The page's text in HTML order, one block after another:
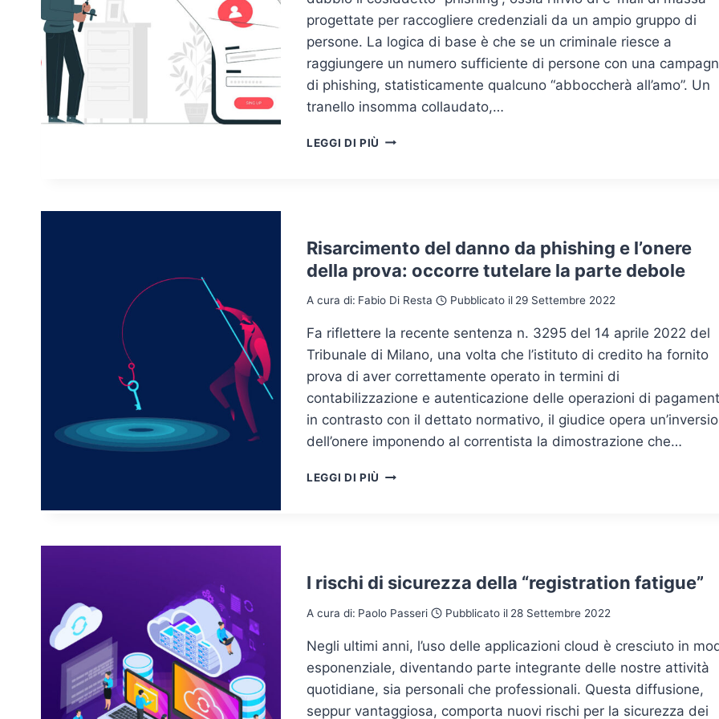
progettate per raccogliere credenziali da un ampio gruppo di
persone. La logica di base è che se un criminale riesce a
raggiungere un numero sufficiente di persone con una
di phishing, statisticamente qualcuno “abboccherà all’amo”. Un
tranello insomma collaudato,…
LEGGI DI PIÙ GUIDA
Risarcimento del danno da phishing e l’onere
della prova: occorre tutelare la parte debole
A cura di: Fabio Di Resta Pubblicato il 29 Settembre 2022
Fa riflettere la recente sentenza n. 3295 del 14 aprile 2022 del
Tribunale di Milano, una volta che l’istituto di credito ha fornito
prova di aver correttamente operato in termini di
contabilizzazione e autenticazione delle operazioni di
in contrasto con il dettato normativo, il giudice opera
dell’onere imponendo al correntista la dimostrazione che…
LEGGI DI PIÙ RISARCIMENTO
L’ONERE
DELLA
PROVA:
TUTELARE
PARTE
DEBOLE
I rischi di sicurezza della “registration fatigue”
A cura di: Paolo Passeri Pubblicato il 28 Settembre 2022
Negli ultimi anni, l’uso delle applicazioni cloud è cresciuto in
esponenziale, diventando parte integrante delle nostre attività
quotidiane, sia personali che professionali. Questa diffusione,
seppur vantaggiosa, comporta nuovi rischi per la sicurezza dei